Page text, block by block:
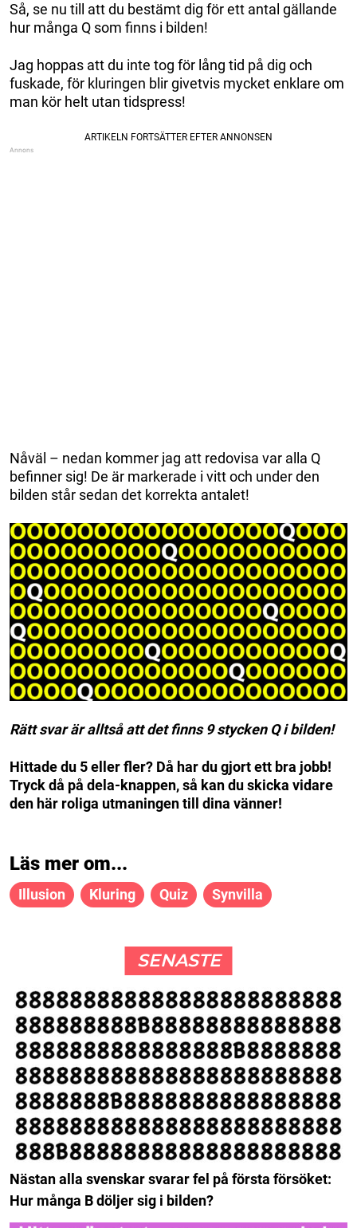
Så, se nu till att du bestämt dig för ett antal gällande
hur många Q som finns i bilden!
Jag hoppas att du inte tog för lång tid på dig och
fuskade, för kluringen blir givetvis mycket enklare om
man kör helt utan tidspress!
Nåväl – nedan kommer jag att redovisa var alla Q
befinner sig! De är markerade i vitt och under den
bilden står sedan det korrekta antalet!
Rätt svar är alltså att det finns 9 stycken Q i bilden!
Hittade du 5 eller fler? Då har du gjort ett bra jobb!
Tryck då på dela-knappen, så kan du skicka vidare
den här roliga utmaningen till dina vänner!
Läs mer om...
Illusion Kluring Quiz Synvilla
SENASTE
Nästan alla svenskar svarar fel på första försöket:
Hur många B döljer sig i bilden?